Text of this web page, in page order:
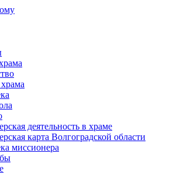
деятельность в храме
карта Волгоградской области
миссионера